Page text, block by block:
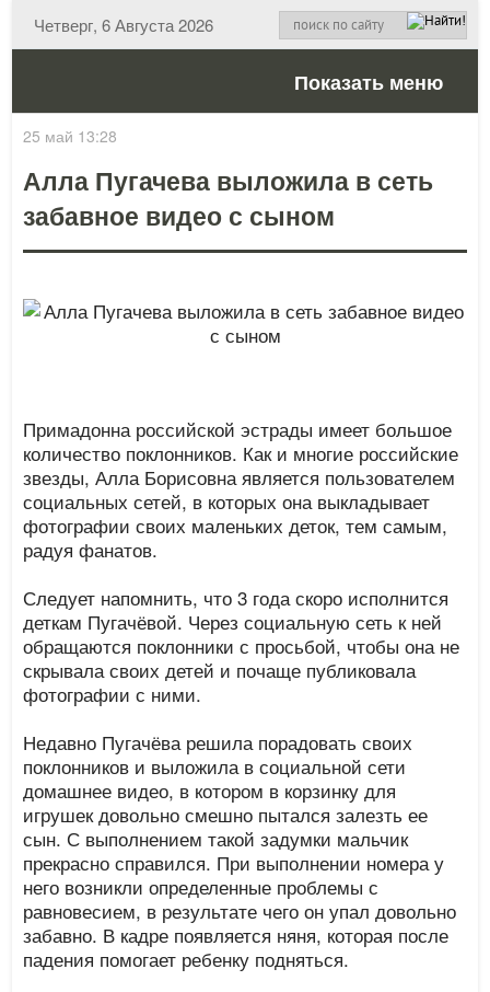
Четверг, 6 Августа 2026
Показать меню
25 май 13:28
Алла Пугачева выложила в сеть
забавное видео с сыном
Примадонна российской эстрады имеет большое
количество поклонников. Как и многие российские
звезды, Алла Борисовна является пользователем
социальных сетей, в которых она выкладывает
фотографии своих маленьких деток, тем самым,
радуя фанатов.
Следует напомнить, что 3 года скоро исполнится
деткам Пугачёвой. Через социальную сеть к ней
обращаются поклонники с просьбой, чтобы она не
скрывала своих детей и почаще публиковала
фотографии с ними.
Недавно Пугачёва решила порадовать своих
поклонников и выложила в социальной сети
домашнее видео, в котором в корзинку для
игрушек довольно смешно пытался залезть ее
сын. С выполнением такой задумки мальчик
прекрасно справился. При выполнении номера у
него возникли определенные проблемы с
равновесием, в результате чего он упал довольно
забавно. В кадре появляется няня, которая после
падения помогает ребенку подняться.